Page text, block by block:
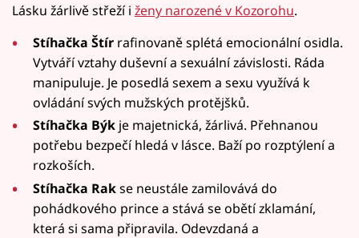
Lásku žárlivě střeží i ženy narozené v Kozorohu.
Stíhačka Štír rafinovaně splétá emocionální osidla.
Vytváří vztahy duševní a sexuální závislosti. Ráda
manipuluje. Je posedlá sexem a sexu využívá k
ovládání svých mužských protějšků.
Stíhačka Býk je majetnická, žárlivá. Přehnanou
potřebu bezpečí hledá v lásce. Baží po rozptýlení a
rozkoších.
Stíhačka Rakse neustále zamilovává do
pohádkového prince a stává se obětí zklamání,
která si sama připravila. Odevzdaná a